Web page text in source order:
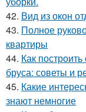
42. Вид из окон
43. Полное
квартиры
44. Как
бруса: советы и
45. Какие
знают немногие